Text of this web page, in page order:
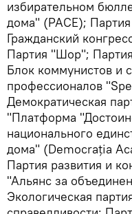
избирательном
дома" (PACE);
Гражданский
Партия "Шор";
Блок коммунистов и
профессионалов
Демократическая
"Платформа
национального
дома" (Democrația
Партия развития и
"Альянс за
Экологическая